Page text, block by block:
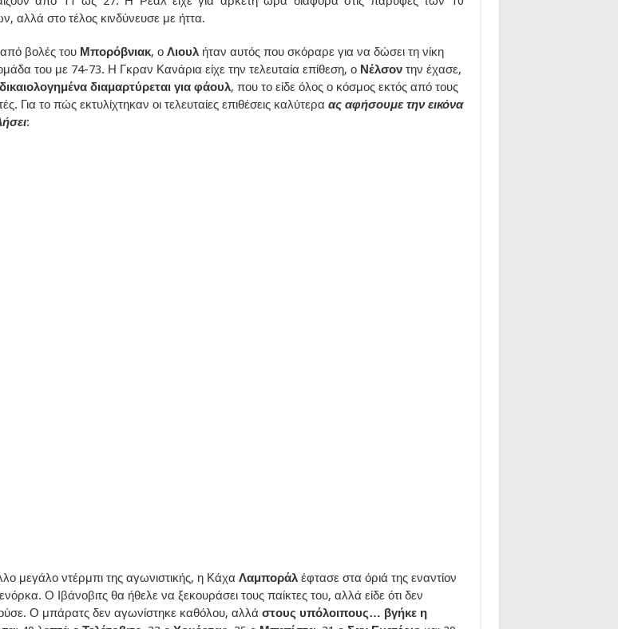
αλλά στο τέλος κινδύνευσε με ήττα.
βολές του Μπορόβνιακ, ο Λιουλήταν αυτός που σκόραρε για να δώσει τη νίκη
του με 74-73. Η Γκραν Κανάρια είχε την τελευταία επίθεση, ο Νέλσοντην έχασε,
δικαιολογημένα διαμαρτύρεται για φάουλ, που το είδε όλος ο κόσμος εκτός από τους
Για το πώς εκτυλίχτηκαν οι τελευταίες επιθέσεις καλύτερα ας αφήσουμε την εικόνα
:
μεγάλο ντέρμπι της αγωνιστικής, η Κάχα Λαμποράλέφτασε στα όριά της εναντίον
Ο Ιβάνοβιτς θα ήθελε να ξεκουράσει τους παίκτες του, αλλά είδε ότι δεν
Ο μπάρατς δεν αγωνίστηκε καθόλου, αλλά στους υπόλοιπους… βγήκε η